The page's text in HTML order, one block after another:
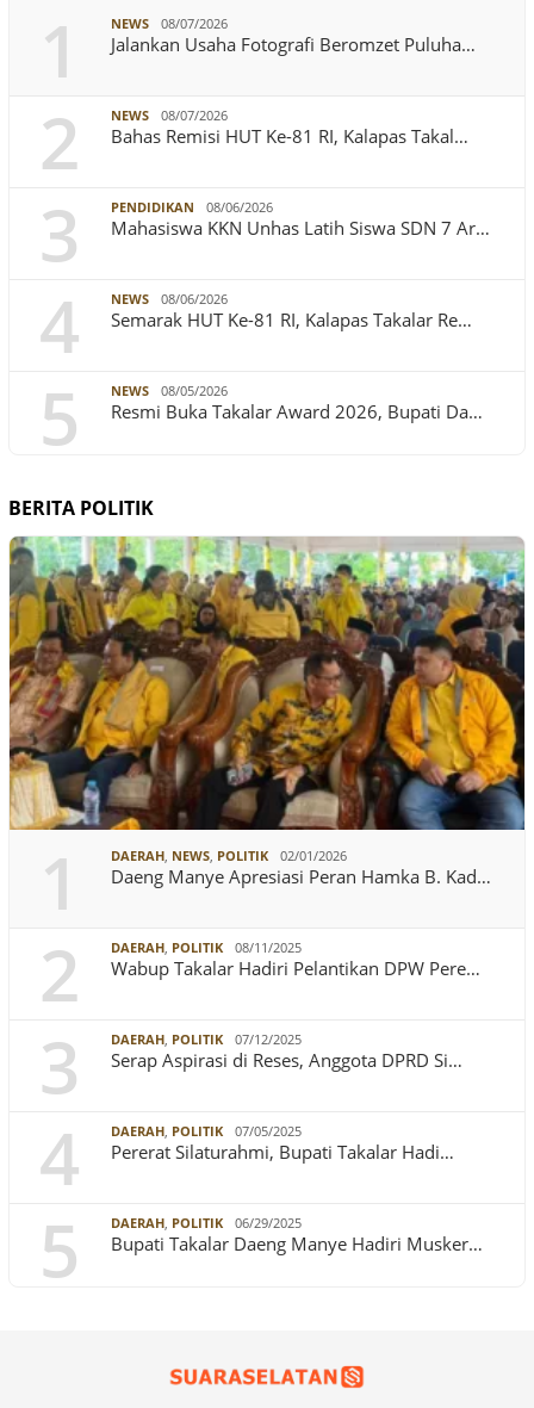
1 NEWS 08/07/2026
Jalankan Usaha Fotografi Beromzet Puluha…
2 NEWS 08/07/2026
Bahas Remisi HUT Ke-81 RI, Kalapas Takal…
3 PENDIDIKAN 08/06/2026
Mahasiswa KKN Unhas Latih Siswa SDN 7 Ar…
4 NEWS 08/06/2026
Semarak HUT Ke-81 RI, Kalapas Takalar Re…
5 NEWS 08/05/2026
Resmi Buka Takalar Award 2026, Bupati Da…
BERITA POLITIK
1 DAERAH, NEWS, POLITIK 02/01/2026
Daeng Manye Apresiasi Peran Hamka B. Kad…
2 DAERAH, POLITIK 08/11/2025
Wabup Takalar Hadiri Pelantikan DPW Pere…
3 DAERAH, POLITIK 07/12/2025
Serap Aspirasi di Reses, Anggota DPRD Si…
4 DAERAH, POLITIK 07/05/2025
Pererat Silaturahmi, Bupati Takalar Hadi…
5 DAERAH, POLITIK 06/29/2025
Bupati Takalar Daeng Manye Hadiri Musker…